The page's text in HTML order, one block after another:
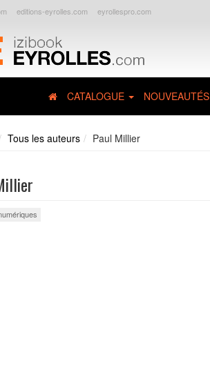
editions-eyrolles.com eyrollespro.com
CATALOGUE NOUVEAUTÉS
Tous les auteurs Paul Millier